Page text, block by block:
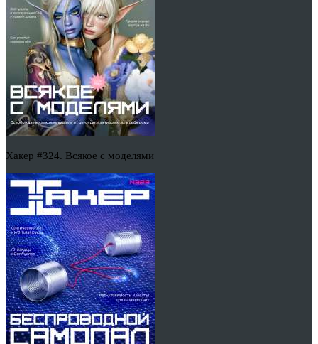
Хакер #324. Всякое с моделями